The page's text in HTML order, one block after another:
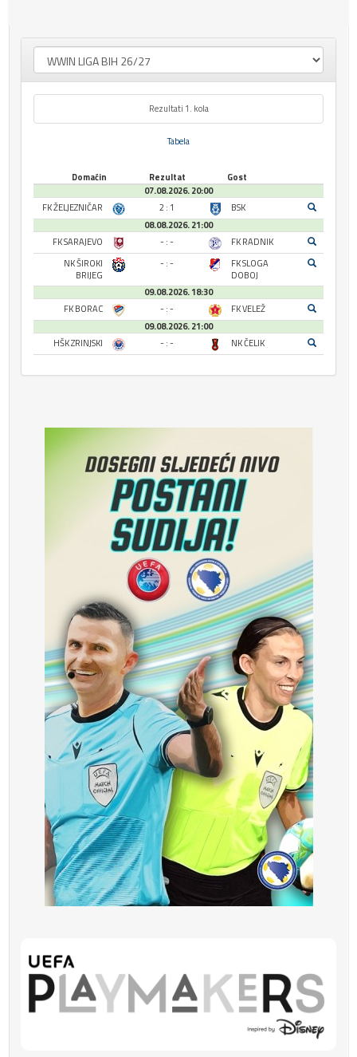
Rezultati 1. kola
Tabela
Domaćin Rezultat
Gost
07.08.2026. 20:00
FK ŽELJEZNIČAR
2 : 1
BSK
08.08.2026. 21:00
FK SARAJEVO
- : -
FK RADNIK
NK ŠIROKI
BRIJEG
- : -
FK SLOGA
DOBOJ
09.08.2026. 18:30
FK BORAC
- : -
FK VELEŽ
09.08.2026. 21:00
HŠK ZRINJSKI
- : - NK ČELIK